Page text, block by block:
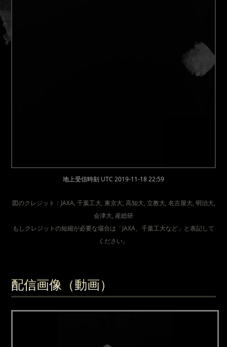
地上受信時刻 UTC 2019-11-18 22:59
図のクレジット：JAXA, 千葉工大, 東京大, 高知大, 立教大, 名古屋大, 明治大,
会津大, 産総研
もしクレジットの短縮が必要な場合は「JAXA、千葉工大など」と表記して
ください。
配信画像（動画）